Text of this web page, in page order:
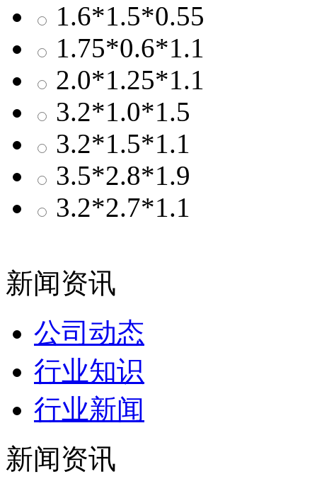
1.6*1.5*0.55
1.75*0.6*1.1
2.0*1.25*1.1
3.2*1.0*1.5
3.2*1.5*1.1
3.5*2.8*1.9
3.2*2.7*1.1
新闻资讯
公司动态
行业知识
行业新闻
新闻资讯